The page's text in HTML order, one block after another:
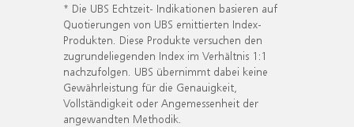
* Die UBS Echtzeit- Indikationen basieren auf
Quotierungen von UBS emittierten Index-
Produkten. Diese Produkte versuchen den
zugrundeliegenden Index im Verhältnis 1:1
nachzufolgen. UBS übernimmt dabei keine
Gewährleistung für die Genauigkeit,
Vollständigkeit oder Angemessenheit der
angewandten Methodik.